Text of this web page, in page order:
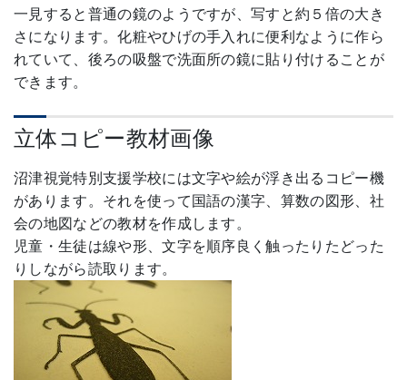
一見すると普通の鏡のようですが、写すと約５倍の大き
さになります。化粧やひげの手入れに便利なように作ら
れていて、後ろの吸盤で洗面所の鏡に貼り付けることが
できます。
立体コピー教材画像
沼津視覚特別支援学校には文字や絵が浮き出るコピー機
があります。それを使って国語の漢字、算数の図形、社
会の地図などの教材を作成します。
児童・生徒は線や形、文字を順序良く触ったりたどった
りしながら読取ります。